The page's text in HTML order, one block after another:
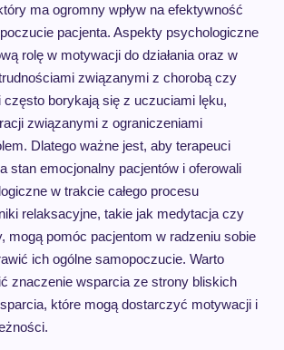
ma ogromny wpływ na efektywność
pacjenta. Aspekty psychologiczne
rolę w motywacji do działania oraz w
związanymi z chorobą czy
często borykają się z uczuciami lęku,
związanymi z ograniczeniami
Dlatego ważne jest, aby terapeuci
stan emocjonalny pacjentów i oferowali
w trakcie całego procesu
relaksacyjne, takie jak medytacja czy
mogą pomóc pacjentom w radzeniu sobie
ich ogólne samopoczucie. Warto
znaczenie wsparcia ze strony bliskich
które mogą dostarczyć motywacji i